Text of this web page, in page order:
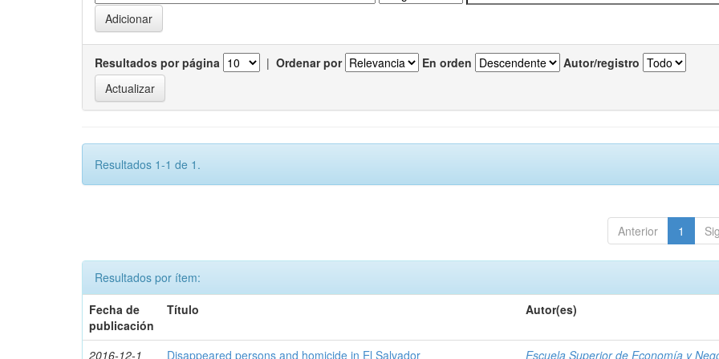
Resultados por página | Ordenar por En orden Autor/registro
Resultados 1-1 de 1.
Anterior 1
Resultados por ítem:
Fecha de
publicación
Título Autor(es)
2016-12-1 Disappeared persons and homicide in El Salvador Escuela Superior de Economía y